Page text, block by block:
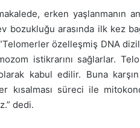
erken yaşlanmanın
bozukluğu arasında ilk kez
özelleşmiş DNA
istikrarını sağlarlar.
kabul edilir. Buna
kısalması süreci ile
dedi.